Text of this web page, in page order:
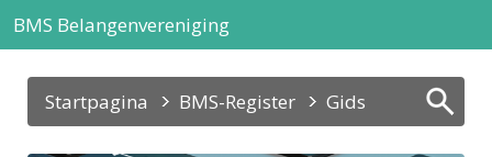
BMS Belangenvereniging
Startpagina BMS-Register Gids